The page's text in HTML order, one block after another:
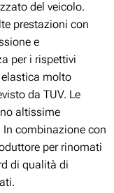
del veicolo.
prestazioni con
e
per i rispettivi
molto
da TUV. Le
altissime
combinazione con
per rinomati
di qualità di